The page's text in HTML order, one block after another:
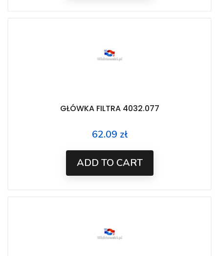
GŁÓWKA FILTRA 4032.077
Price
62.09 zł
ADD TO CART